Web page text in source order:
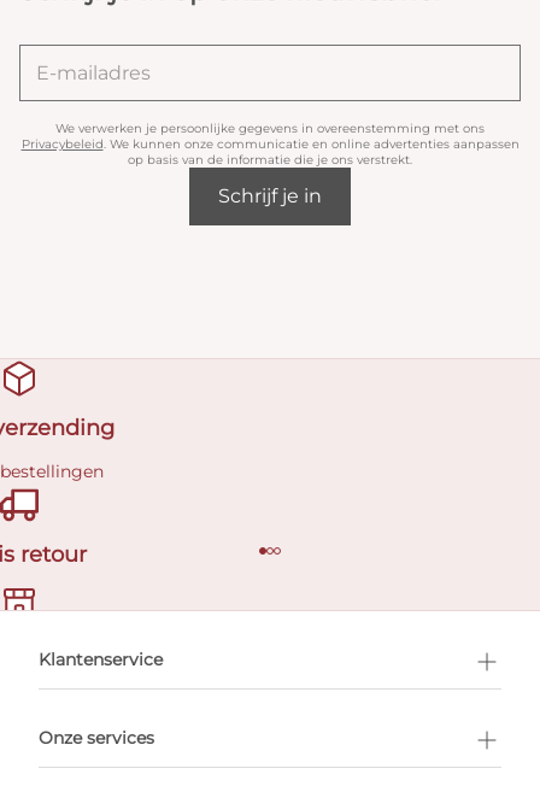
We verwerken je persoonlijke gegevens in overeenstemming met ons
Privacybeleid. We kunnen onze communicatie en online advertenties aanpassen
op basis van de informatie die je ons verstrekt.
Schrijf je in
retour
afspraak
Klantenservice
Onze services